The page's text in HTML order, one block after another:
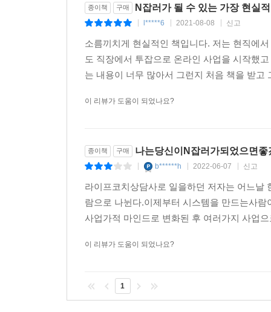
종이책 구매 N잡러가 될 수 있는 가장 현실
l*****6 2021-08-08 신고
소름끼치게 현실적인 책입니다. 저는 현직에
도 직장에서 투잡으로 온라인 사업을 시작했
는 내용이 너무 많아서 그런지 처음 책을 받
이 리뷰가 도움이 되었나요?
종이책 구매 나는당신이N잡러가되었으면좋
b******h 2022-06-07 신고
라이프코치상담사로 일을하던 저자는 어느날
람으로 나뉜다.이제부터 시스템을 만드는사
사업가적 마인드로 변화된 후 여러가지 사업
이 리뷰가 도움이 되었나요?
1